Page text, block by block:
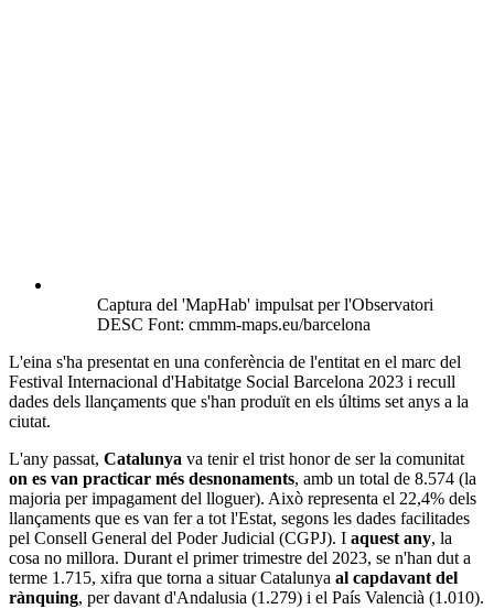
Captura del 'MapHab' impulsat per l'Observatori
DESC Font: cmmm-maps.eu/barcelona
L'eina s'ha presentat en una conferència de l'entitat en el marc del
Festival Internacional d'Habitatge Social Barcelona 2023 i recull
dades dels llançaments que s'han produït en els últims set anys a la
ciutat.
L'any passat, Catalunya va tenir el trist honor de ser la comunitat
on es van practicar més desnonaments, amb un total de 8.574 (la
majoria per impagament del lloguer). Això representa el 22,4% dels
llançaments que es van fer a tot l'Estat, segons les dades facilitades
pel Consell General del Poder Judicial (CGPJ). I aquest any, la
cosa no millora. Durant el primer trimestre del 2023, se n'han dut a
terme 1.715, xifra que torna a situar Catalunya al capdavant del
rànquing, per davant d'Andalusia (1.279) i el País Valencià (1.010).